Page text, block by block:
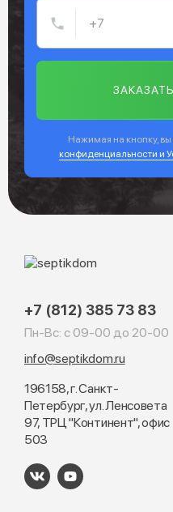
Нажимая на кнопку, вы
конфиденциальности и
+7 (812) 385 73 83
Пн-Вс: с 09-00 до 20-00
info@septikdom.ru
196158, г. Санкт-
Петербург, ул. Ленсовета
97, ТРЦ "Континент", офис
503